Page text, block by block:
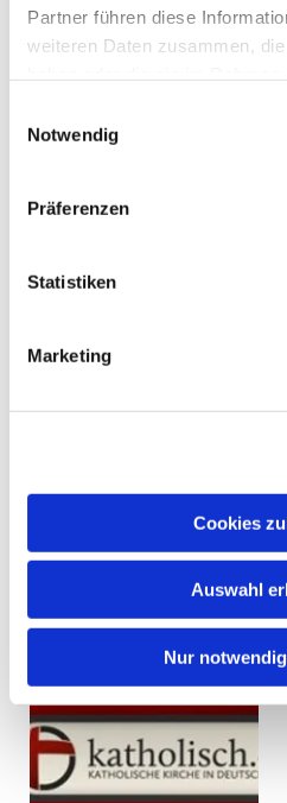
Partner führen diese
weiteren Daten zusammen,
Notwendig
Präferenzen
Statistiken
Marketing
Cookies
Auswahl
Nur